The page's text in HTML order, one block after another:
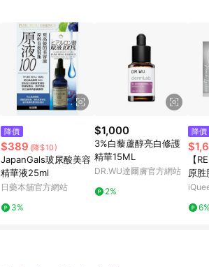
降價
$389 (降$10)
JapanGals玻尿酸美容
精華液25ml
日藥本舖官方網站
3%
$1,000
3%白藜蘆醇亮白修護
精華15ML
DR.WU達爾膚官方網站
2%
降價
【
原
Dr.
紅外